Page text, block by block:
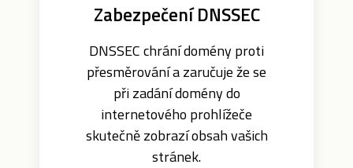
Zabezpečení DNSSEC
DNSSEC chrání domény proti
přesměrování a zaručuje že se
při zadání domény do
internetového prohlížeče
skutečně zobrazí obsah vašich
stránek.